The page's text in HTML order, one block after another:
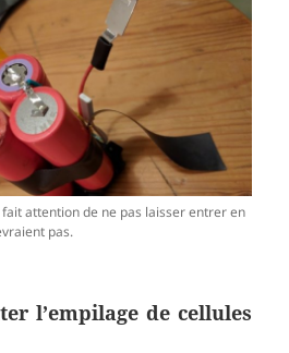
attention de ne pas laisser entrer en
pas.
l’empilage de cellules